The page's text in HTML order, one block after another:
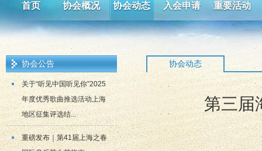
首页 协会概况 协会动态 入会申请 重要活动
协会公告
关于“听见中国听见你”2025
年度优秀歌曲推选活动上海
地区征集评选结...
重磅发布｜第41届上海之春
协会动态
第三届